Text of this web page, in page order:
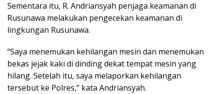
Sementara itu, R. Andriansyah penjaga keamanan di
Rusunawa melakukan pengecekan keamanan di
lingkungan Rusunawa.
“Saya menemukan kehilangan mesin dan menemukan
bekas jejak kaki di dinding dekat tempat mesin yang
hilang. Setelah itu, saya melaporkan kehilangan
tersebut ke Polres,” kata Andriansyah.